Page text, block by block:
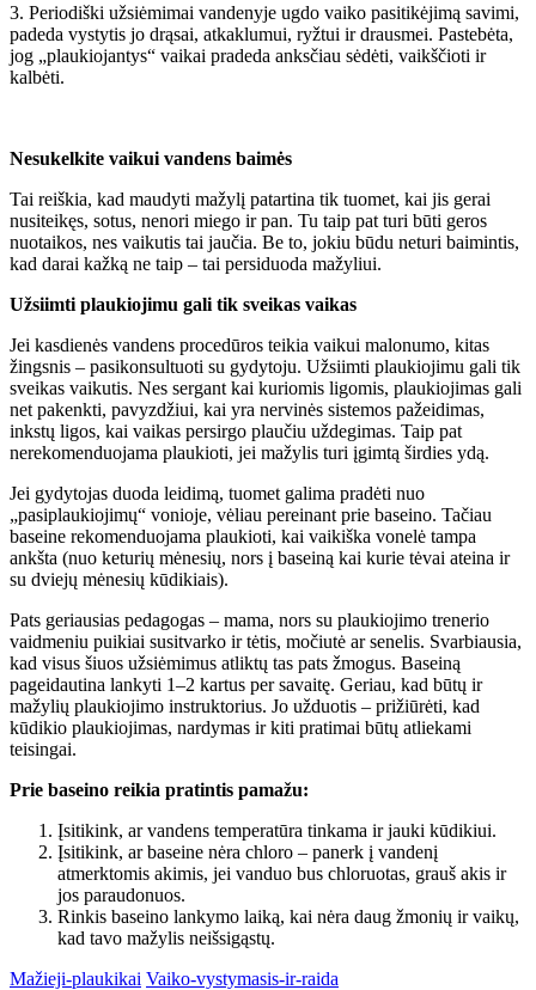
3. Periodiški užsiėmimai vandenyje ugdo vaiko pasitikėjimą savimi,
padeda vystytis jo drąsai, atkaklumui, ryžtui ir drausmei. Pastebėta,
jog „plaukiojantys“ vaikai pradeda anksčiau sėdėti, vaikščioti ir
kalbėti.
Nesukelkite vaikui vandens baimės
Tai reiškia, kad maudyti mažylį patartina tik tuomet, kai jis gerai
nusiteikęs, sotus, nenori miego ir pan. Tu taip pat turi būti geros
nuotaikos, nes vaikutis tai jaučia. Be to, jokiu būdu neturi baimintis,
kad darai kažką ne taip – tai persiduoda mažyliui.
Užsiimti plaukiojimu gali tik sveikas vaikas
Jei kasdienės vandens procedūros teikia vaikui malonumo, kitas
žingsnis – pasikonsultuoti su gydytoju. Užsiimti plaukiojimu gali tik
sveikas vaikutis. Nes sergant kai kuriomis ligomis, plaukiojimas gali
net pakenkti, pavyzdžiui, kai yra nervinės sistemos pažeidimas,
inkstų ligos, kai vaikas persirgo plaučiu uždegimas. Taip pat
nerekomenduojama plaukioti, jei mažylis turi įgimtą širdies ydą.
Jei gydytojas duoda leidimą, tuomet galima pradėti nuo
„pasiplaukiojimų“ vonioje, vėliau pereinant prie baseino. Tačiau
baseine rekomenduojama plaukioti, kai vaikiška vonelė tampa
ankšta (nuo keturių mėnesių, nors į baseiną kai kurie tėvai ateina ir
su dviejų mėnesių kūdikiais).
Pats geriausias pedagogas – mama, nors su plaukiojimo trenerio
vaidmeniu puikiai susitvarko ir tėtis, močiutė ar senelis. Svarbiausia,
kad visus šiuos užsiėmimus atliktų tas pats žmogus. Baseiną
pageidautina lankyti 1–2 kartus per savaitę. Geriau, kad būtų ir
mažylių plaukiojimo instruktorius. Jo užduotis – prižiūrėti, kad
kūdikio plaukiojimas, nardymas ir kiti pratimai būtų atliekami
teisingai.
Prie baseino reikia pratintis pamažu:
Įsitikink, ar vandens temperatūra tinkama ir jauki kūdikiui.
Įsitikink, ar baseine nėra chloro – panerk į vandenį
atmerktomis akimis, jei vanduo bus chloruotas, grauš akis ir
jos paraudonuos.
Rinkis baseino lankymo laiką, kai nėra daug žmonių ir vaikų,
kad tavo mažylis neišsigąstų.
Mažieji-plaukikai Vaiko-vystymasis-ir-raida